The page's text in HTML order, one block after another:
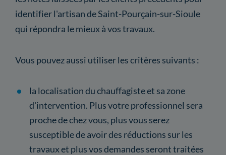
identifier l'artisan de Saint-Pourçain-sur-Sioule
qui répondra le mieux à vos travaux.
Vous pouvez aussi utiliser les critères suivants :
la localisation du chauffagiste et sa zone
d'intervention. Plus votre professionnel sera
proche de chez vous, plus vous serez
susceptible de avoir des réductions sur les
travaux et plus vos demandes seront traitées